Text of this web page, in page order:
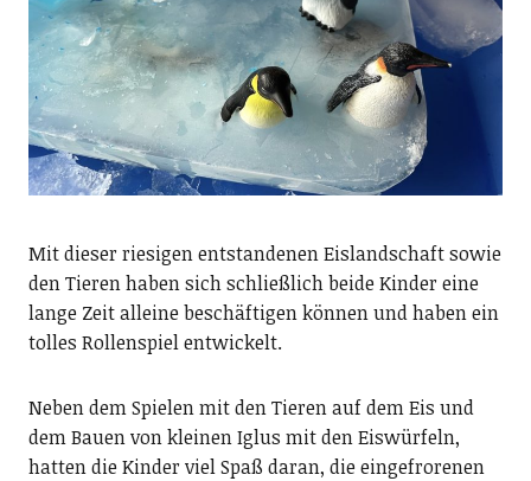
Mit dieser riesigen entstandenen Eislandschaft sowie
den Tieren haben sich schließlich beide Kinder eine
lange Zeit alleine beschäftigen können und haben ein
tolles Rollenspiel entwickelt.
Neben dem Spielen mit den Tieren auf dem Eis und
dem Bauen von kleinen Iglus mit den Eiswürfeln,
hatten die Kinder viel Spaß daran, die eingefrorenen